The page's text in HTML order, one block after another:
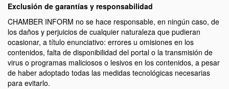
Exclusión de garantías y responsabilidad
CHAMBER INFORM no se hace responsable, en ningún caso, de
los daños y perjuicios de cualquier naturaleza que pudieran
ocasionar, a título enunciativo: errores u omisiones en los
contenidos, falta de disponibilidad del portal o la transmisión de
virus o programas maliciosos o lesivos en los contenidos, a pesar
de haber adoptado todas las medidas tecnológicas necesarias
para evitarlo.